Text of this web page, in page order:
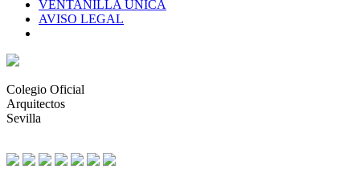
VENTANILLA ÚNICA
AVISO LEGAL
Colegio Oficial
Arquitectos
Sevilla